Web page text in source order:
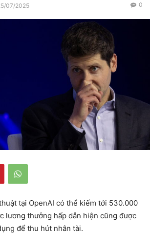
07/2025 0
tại OpenAI có thể kiếm tới 530.000
lương thưởng hấp dẫn hiện cũng được
để thu hút nhân tài.